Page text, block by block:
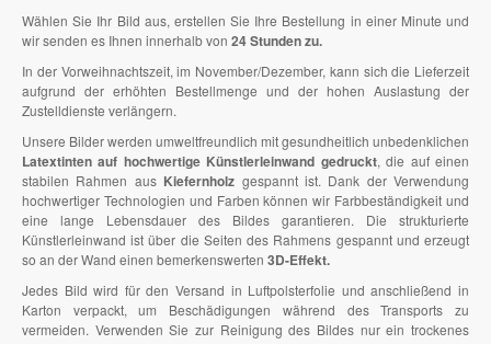
Wählen Sie Ihr Bild aus, erstellen Sie Ihre Bestellung in einer Minute und
wir senden es Ihnen innerhalb von 24 Stunden zu.
In der Vorweihnachtszeit, im November/Dezember, kann sich die Lieferzeit
aufgrund der erhöhten Bestellmenge und der hohen Auslastung der
Zustelldienste verlängern.
Unsere Bilder werden umweltfreundlich mit gesundheitlich unbedenklichen
Latextinten auf hochwertige Künstlerleinwand gedruckt, die auf einen
stabilen Rahmen aus Kiefernholz gespannt ist. Dank der Verwendung
hochwertiger Technologien und Farben können wir Farbbeständigkeit und
eine lange Lebensdauer des Bildes garantieren. Die strukturierte
Künstlerleinwand ist über die Seiten des Rahmens gespannt und erzeugt
so an der Wand einen bemerkenswerten 3D-Effekt.
Jedes Bild wird für den Versand in Luftpolsterfolie und anschließend in
Karton verpackt, um Beschädigungen während des Transports zu
vermeiden. Verwenden Sie zur Reinigung des Bildes nur ein trockenes